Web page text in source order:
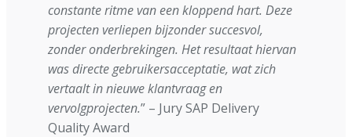
constante ritme van een kloppend hart. Deze
projecten verliepen bijzonder succesvol,
zonder onderbrekingen. Het resultaat hiervan
was directe gebruikersacceptatie, wat zich
vertaalt in nieuwe klantvraag en
vervolgprojecten.” – Jury SAP Delivery
Quality Award